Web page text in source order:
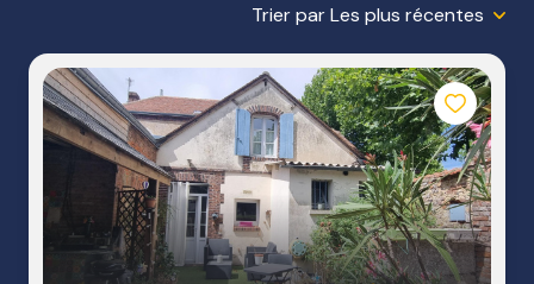
NOTRE
AGENCE
HONORAIRES
Trier par Les plus récentes